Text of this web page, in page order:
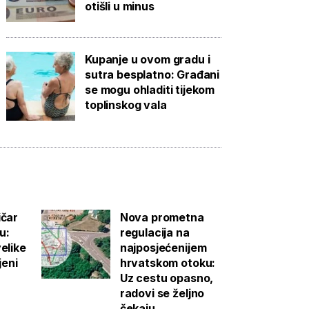
otišli u minus
Kupanje u ovom gradu i
sutra besplatno: Građani
se mogu ohladiti tijekom
toplinskog vala
Nova prometna
regulacija na
najposjećenijem
hrvatskom otoku:
Uz cestu opasno,
radovi se željno